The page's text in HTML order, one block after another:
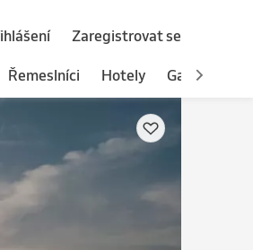
Zaregistrovat se
Řemeslníci Hotely Gastronomie